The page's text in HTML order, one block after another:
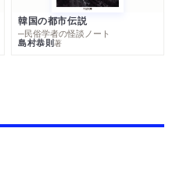
韓国の都市伝説
─民俗学者の怪談ノート
島村恭則著